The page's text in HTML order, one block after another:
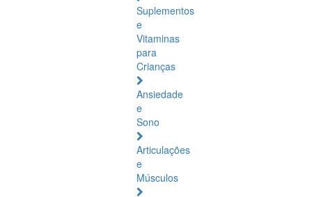
Suplementos
e
Vitaminas
para
Crianças
Ansiedade
e
Sono
Articulações
e
Músculos